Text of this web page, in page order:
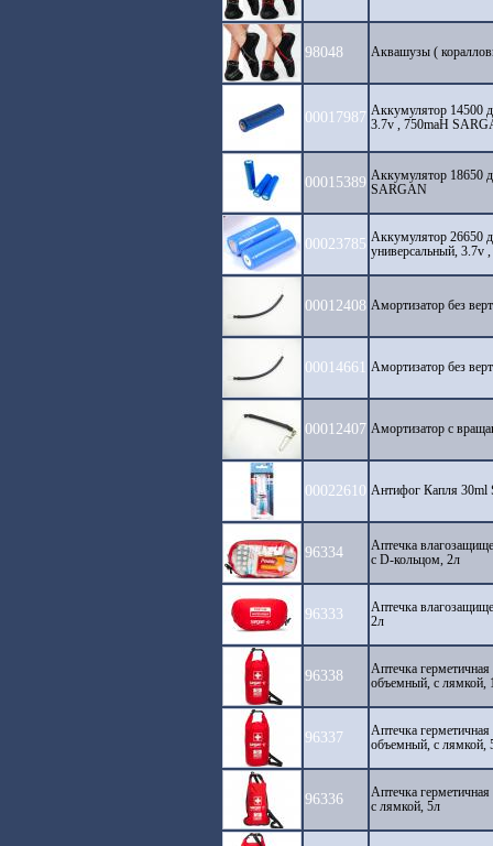
98048 Аквашузы (
00017987 Аккумулятор 14500
3.7v , 750maH
00015389 Аккумулятор 18650
SARGAN
00023785 Аккумулятор 26650
универсальный, 3.7v
00012408 Амортизатор без
00014661 Амортизатор без
00012407 Амортизатор с
00022610 Антифог Капля
96334
Аптечка
с D-кольцом, 2л
96333
Аптечка
2л
96338
Аптечка
объемный, с лямкой,
96337
Аптечка
объемный, с лямкой,
96336
Аптечка
с лямкой, 5л